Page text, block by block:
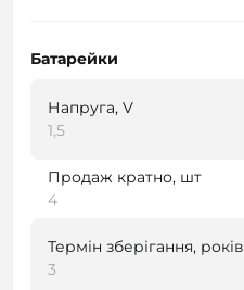
Батарейки
Напруга, V
1,5
Продаж кратно, шт
4
Термін зберігання, років
3